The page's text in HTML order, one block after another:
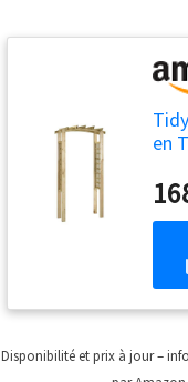
en
cm
pin
Disponibilité et prix à jour –